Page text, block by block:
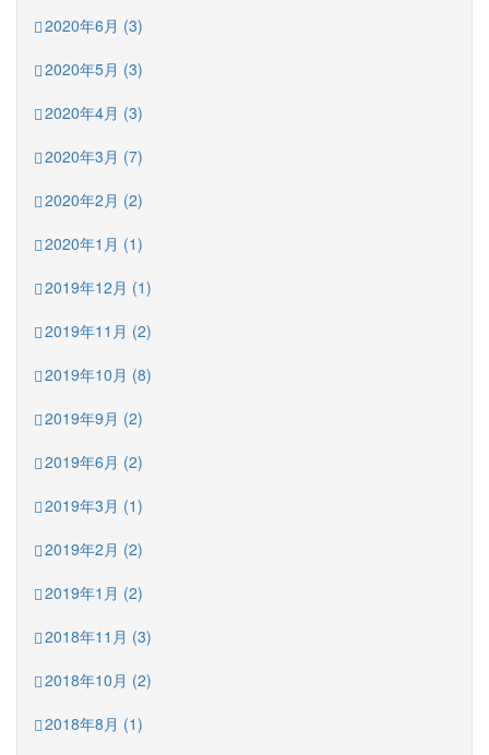
2020年6月 (3)
2020年5月 (3)
2020年4月 (3)
2020年3月 (7)
2020年2月 (2)
2020年1月 (1)
2019年12月 (1)
2019年11月 (2)
2019年10月 (8)
2019年9月 (2)
2019年6月 (2)
2019年3月 (1)
2019年2月 (2)
2019年1月 (2)
2018年11月 (3)
2018年10月 (2)
2018年8月 (1)